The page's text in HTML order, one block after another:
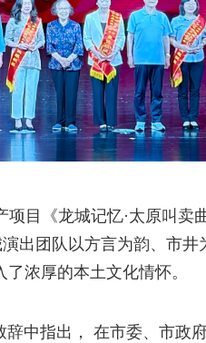
目《龙城记忆·太原叫卖
出团队以方言为韵、市
浓厚的本土文化情怀。
中指出， 在市委、市政